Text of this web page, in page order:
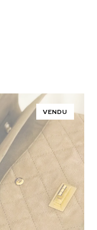
VENDU